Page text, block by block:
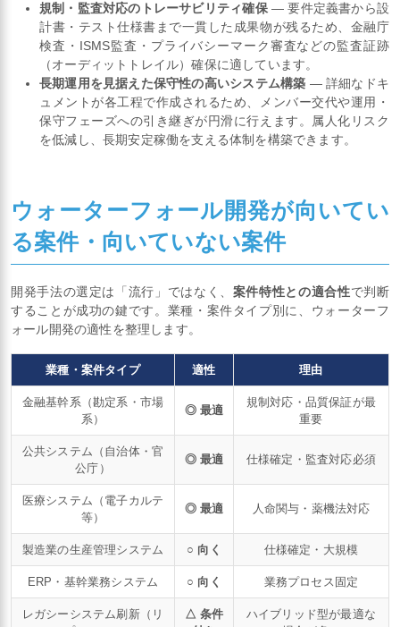
規制・監査対応のトレーサビリティ確保— 要件定義書から設
計書・テスト仕様書まで一貫した成果物が残るため、金融庁
検査・ISMS監査・プライバシーマーク審査などの監査証跡
（オーディットトレイル）確保に適しています。
長期運用を見据えた保守性の高いシステム構築 — 詳細なドキ
ュメントが各工程で作成されるため、メンバー交代や運用・
保守フェーズへの引き継ぎが円滑に行えます。属人化リスク
を低減し、長期安定稼働を支える体制を構築できます。
ウォーターフォール開発が向いてい
る案件・向いていない案件
開発手法の選定は「流行」ではなく、 案件特性との適合性で判断
することが成功の鍵です。業種・案件タイプ別に、ウォーターフ
ォール開発の適性を整理します。
業種・案件タイプ 適性 理由
金融基幹系（勘定系・市場
系）
◎ 最適
規制対応・品質保証が最
重要
公共システム（自治体・官
公庁）
◎ 最適 仕様確定・監査対応必須
医療システム（電子カルテ
等）
◎ 最適 人命関与・薬機法対応
製造業の生産管理システム ○ 向く 仕様確定・大規模
ERP・基幹業務システム ○ 向く 業務プロセス固定
レガシーシステム刷新（リ
△ 条件
ハイブリッド型が最適な